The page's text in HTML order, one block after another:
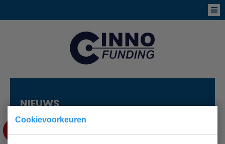
Cookievoorkeuren
NIEUWS
21